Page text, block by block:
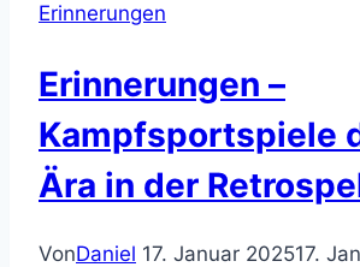
Erinnerungen
Erinnerungen –
Kampfsportspiele
Ära in der
VonDaniel 17. Januar 202517.